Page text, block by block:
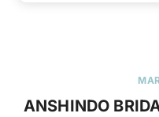
ANSHINDO